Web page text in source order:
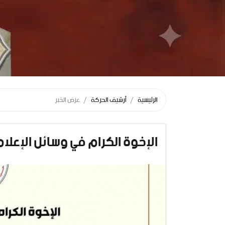
الرئيسية أرشيف الحركة عرض الخبر
الإخوة الكرام في وسائل